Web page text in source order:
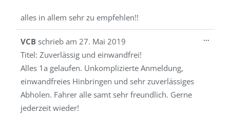
alles in allem sehr zu empfehlen!!
VCB schrieb am 27. Mai 2019
Titel: Zuverlässig und einwandfrei!
Alles 1a gelaufen. Unkomplizierte Anmeldung,
einwandfreies Hinbringen und sehr zuverlässiges
Abholen. Fahrer alle samt sehr freundlich. Gerne
jederzeit wieder!
...